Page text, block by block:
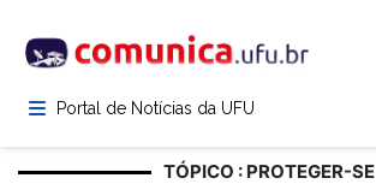
para
conteúdoPortal de Notícias da UFU
TÓPICO : PROTEGER-SE